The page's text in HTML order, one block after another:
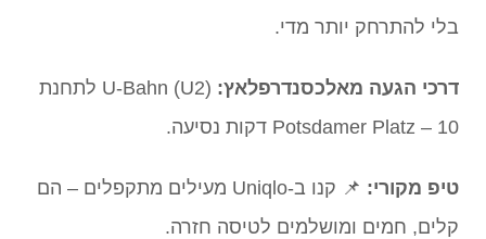
בלי להתרחק יותר מדי.
דרכי הגעה מאלכסנדרפלאץ:
U-Bahn (U2) לתחנת
Potsdamer Platz – 10 דקות נסיעה.
טיפ מקורי:
📌 קנו ב-Uniqlo מעילים מתקפלים – הם
קלים, חמים ומושלמים לטיסה חזרה.